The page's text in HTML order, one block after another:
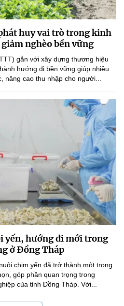
huy vai trò trong kinh
nghèo bền vững
gắn với xây dựng thương hiệu
hướng đi bền vững giúp nhiều
nâng cao thu nhập cho người...
yến, hướng đi mới trong
ở Đồng Tháp
chim yến đã trở thành một trong
góp phần quan trọng trong
của tỉnh Đồng Tháp. Với...